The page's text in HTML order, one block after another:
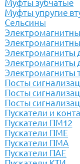
Муфты зубчатые
Муфты упругие
Сельсины
Электромагниты
Электромагниты
Электромагниты
Посты
Посты
Посты
Пускатели и
Пускатели ПМ12
Пускатели ПМЕ
Пускатели ПМА
Пускатели ПАЕ